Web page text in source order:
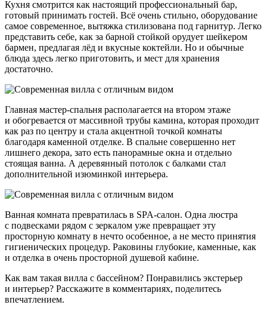
Кухня смотрится как настоящий профессиональный бар,
готовый принимать гостей. Всё очень стильно, оборудование
самое современное, вытяжка стилизована под гарнитур. Легко
представить себе, как за барной стойкой орудует шейкером
бармен, предлагая лёд и вкусные коктейли. Но и обычные
блюда здесь легко приготовить, и мест для хранения
достаточно.
Главная мастер-спальня располагается на втором этаже
и обогревается от массивной трубы камина, которая проходит
как раз по центру и стала акцентной точкой комнаты
благодаря каменной отделке. В спальне совершенно нет
лишнего декора, зато есть панорамные окна и отдельно
стоящая ванна. А деревянный потолок с балками стал
дополнительной изюминкой интерьера.
Ванная комната превратилась в SPA-салон. Одна люстра
с подвесками рядом с зеркалом уже превращает эту
просторную комнату в нечто особенное, а не место принятия
гигиенических процедур. Раковины глубокие, каменные, как
и отделка в очень просторной душевой кабине.
Как вам такая вилла с бассейном? Понравились экстерьер
и интерьер? Расскажите в комментариях, поделитесь
впечатлением.